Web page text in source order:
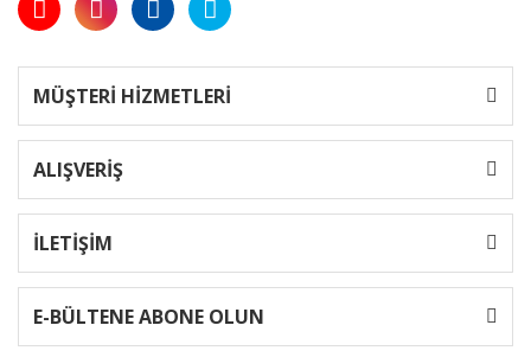
MÜŞTERİ HİZMETLERİ
ALIŞVERİŞ
İLETİŞİM
E-BÜLTENE ABONE OLUN